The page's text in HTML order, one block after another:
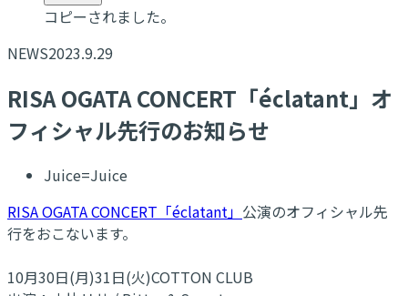
コピーされました。
NEWS2023.9.29
RISA OGATA CONCERT「éclatant」オ
フィシャル先行のお知らせ
Juice=Juice
RISA OGATA CONCERT「éclatant」 公演のオフィシャル先
行をおこないます。
10月30日(月)31日(火)COTTON CLUB